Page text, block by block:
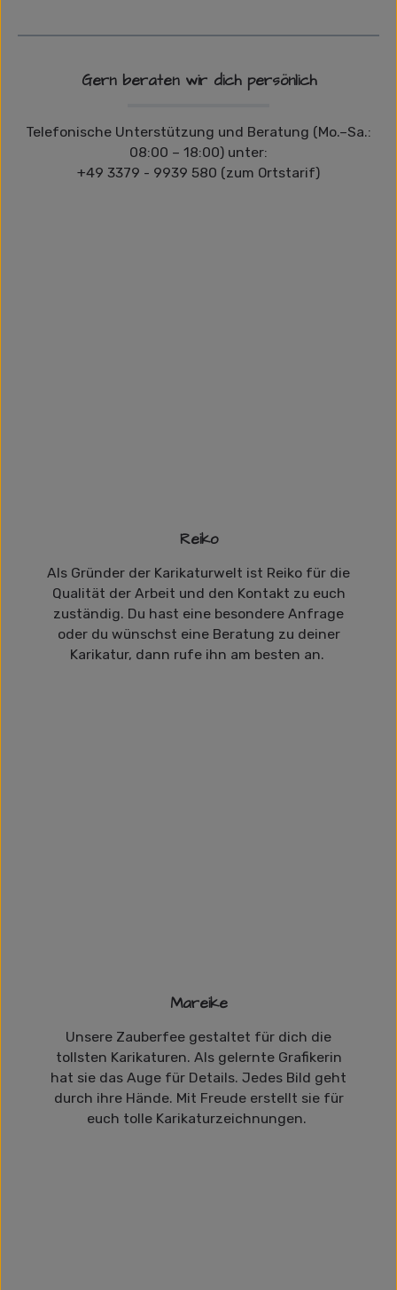
Gern beraten wir dich persönlich
Telefonische Unterstützung und Beratung (Mo.–Sa.:
08:00 – 18:00) unter:
+49 3379 - 9939 580 (zum Ortstarif)
Reiko
Als Gründer der Karikaturwelt ist Reiko für die
Qualität der Arbeit und den Kontakt zu euch
zuständig. Du hast eine besondere Anfrage
oder du wünschst eine Beratung zu deiner
Karikatur, dann rufe ihn am besten an.
Mareike
Unsere Zauberfee gestaltet für dich die
tollsten Karikaturen. Als gelernte Grafikerin
hat sie das Auge für Details. Jedes Bild geht
durch ihre Hände. Mit Freude erstellt sie für
euch tolle Karikaturzeichnungen.